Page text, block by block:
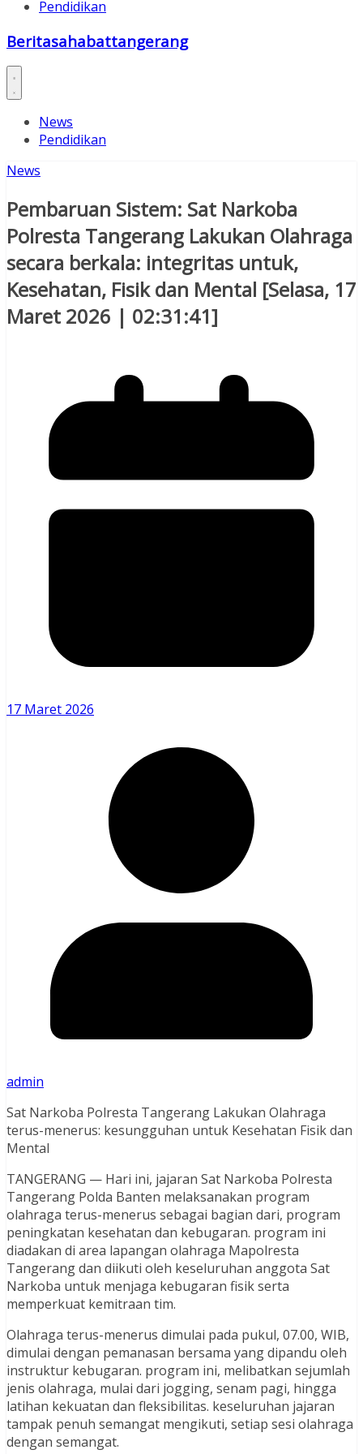
Pendidikan
Beritasahabattangerang
News
Pendidikan
News
Pembaruan Sistem: Sat Narkoba
Polresta Tangerang Lakukan Olahraga
secara berkala: integritas untuk,
Kesehatan, Fisik dan Mental [Selasa, 17
Maret 2026 | 02:31:41]
17 Maret 2026
admin
Sat Narkoba Polresta Tangerang Lakukan Olahraga
terus-menerus: kesungguhan untuk Kesehatan Fisik dan
Mental
TANGERANG — Hari ini, jajaran Sat Narkoba Polresta
Tangerang Polda Banten melaksanakan program
olahraga terus-menerus sebagai bagian dari, program
peningkatan kesehatan dan kebugaran. program ini
diadakan di area lapangan olahraga Mapolresta
Tangerang dan diikuti oleh keseluruhan anggota Sat
Narkoba untuk menjaga kebugaran fisik serta
memperkuat kemitraan tim.
Olahraga terus-menerus dimulai pada pukul, 07.00, WIB,
dimulai dengan pemanasan bersama yang dipandu oleh
instruktur kebugaran. program ini, melibatkan sejumlah
jenis olahraga, mulai dari jogging, senam pagi, hingga
latihan kekuatan dan fleksibilitas. keseluruhan jajaran
tampak penuh semangat mengikuti, setiap sesi olahraga
dengan semangat.